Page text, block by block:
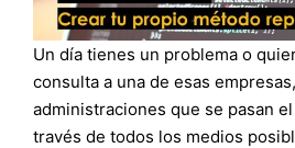
Un día tienes un problema o
consulta a una de esas
administraciones que se pasan
través de todos los medios